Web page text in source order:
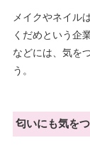
メイクやネイル
くだめという企
などには、気を
う。
匂いにも気を